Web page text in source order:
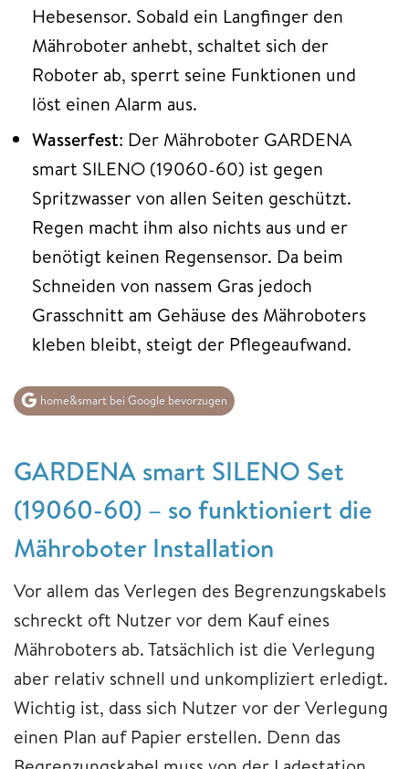
Hebesensor. Sobald ein Langfinger den
Mähroboter anhebt, schaltet sich der
Roboter ab, sperrt seine Funktionen und
löst einen Alarm aus.
Wasserfest: Der Mähroboter GARDENA
smart SILENO (19060-60) ist gegen
Spritzwasser von allen Seiten geschützt.
Regen macht ihm also nichts aus und er
benötigt keinen Regensensor. Da beim
Schneiden von nassem Gras jedoch
Grasschnitt am Gehäuse des Mähroboters
kleben bleibt, steigt der Pflegeaufwand.
home&smart bei Google bevorzugen
GARDENA smart SILENO Set
(19060-60) – so funktioniert die
Mähroboter Installation
Vor allem das Verlegen des Begrenzungskabels
schreckt oft Nutzer vor dem Kauf eines
Mähroboters ab. Tatsächlich ist die Verlegung
aber relativ schnell und unkompliziert erledigt.
Wichtig ist, dass sich Nutzer vor der Verlegung
einen Plan auf Papier erstellen. Denn das